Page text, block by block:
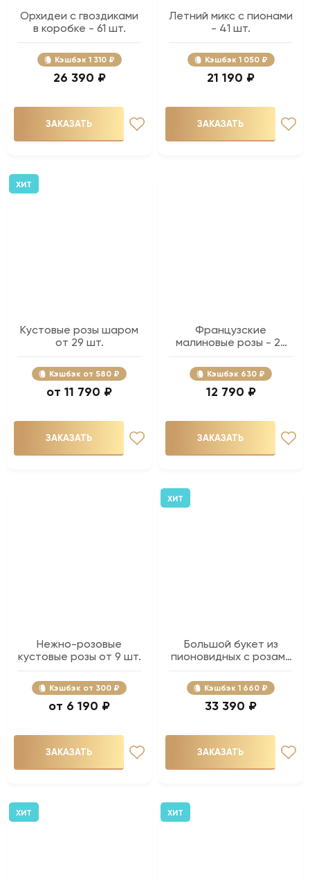
Орхидеи с гвоздиками
в коробке - 61 шт.
Кэшбэк 1 310 ₽
26 390 ₽
ЗАКАЗАТЬ
Летний микс с пионами
- 41 шт.
Кэшбэк 1 050 ₽
21 190 ₽
ЗАКАЗАТЬ
ХИТ
Кустовые розы шаром
от 29 шт.
Кэшбэк 580 ₽
11 790 ₽
ЗАКАЗАТЬ
Французские
малиновые розы - 25
шт.
Кэшбэк 630 ₽
12 790 ₽
ЗАКАЗАТЬ
Нежно-розовые
кустовые розы от 9 шт.
Кэшбэк 300 ₽
6 190 ₽
ЗАКАЗАТЬ
ХИТ
Большой букет из
пионовидных с розами
- 81 шт.
Кэшбэк 1 660 ₽
33 390 ₽
ЗАКАЗАТЬ
ХИТ ХИТ